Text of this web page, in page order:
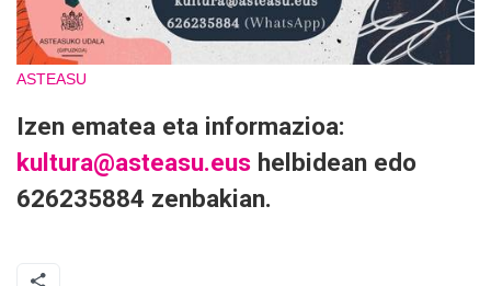
ASTEASU
Izen ematea eta informazioa:
kultura@asteasu.eus helbidean edo
626235884 zenbakian.